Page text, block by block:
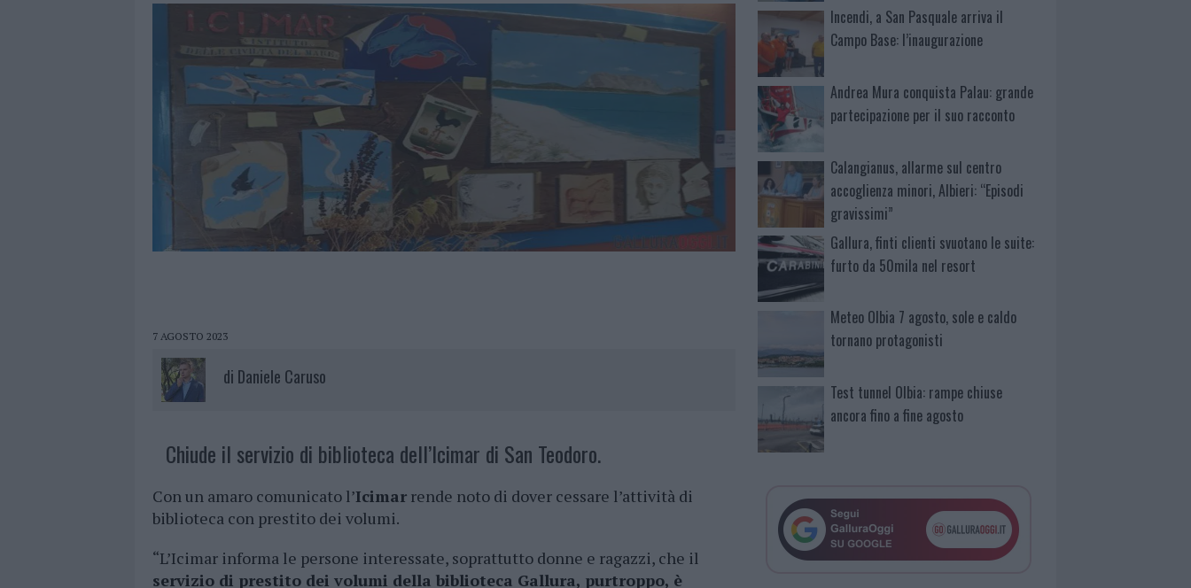
7 AGOSTO 2023
di Daniele Caruso
Chiude il servizio di biblioteca dell’Icimar di San Teodoro.
Con un amaro comunicato l’Icimar rende noto di dover cessare l’attività di
biblioteca con prestito dei volumi.
“L’Icimar informa le persone interessate, soprattutto donne e ragazzi, che il
servizio di prestito dei volumi della biblioteca Gallura, purtroppo, è
Incendi, a San Pasquale arriva il
Campo Base: l’inaugurazione
Andrea Mura conquista Palau: grande
partecipazione per il suo racconto
Calangianus, allarme sul centro
accoglienza minori, Albieri: “Episodi
gravissimi”
Gallura, finti clienti svuotano le suite:
furto da 50mila nel resort
Meteo Olbia 7 agosto, sole e caldo
tornano protagonisti
Test tunnel Olbia: rampe chiuse
ancora fino a fine agosto